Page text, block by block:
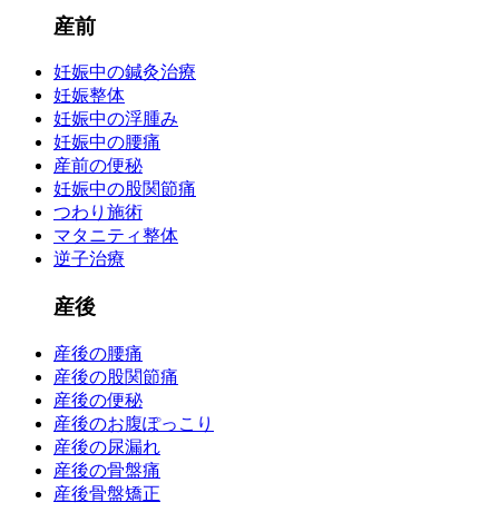
産前
妊娠中の鍼灸治療
妊娠整体
妊娠中の浮腫み
妊娠中の腰痛
産前の便秘
妊娠中の股関節痛
つわり施術
マタニティ整体
逆子治療
産後
産後の腰痛
産後の股関節痛
産後の便秘
産後のお腹ぽっこり
産後の尿漏れ
産後の骨盤痛
産後骨盤矯正